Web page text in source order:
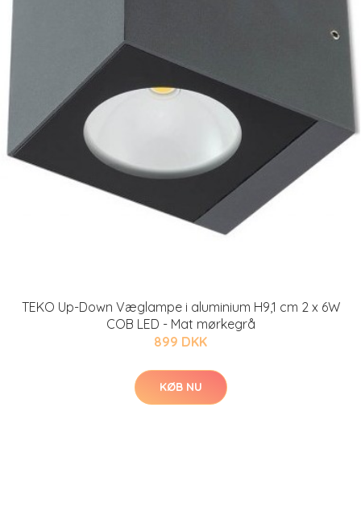
TEKO Up-Down Væglampe i aluminium H9,1 cm 2 x 6W
COB LED - Mat mørkegrå
899 DKK
KØB NU